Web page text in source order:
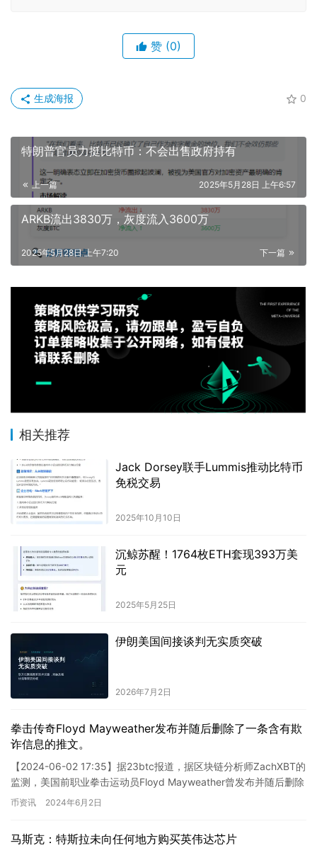
赞 (0)
0
生成海报
特朗普官员力挺比特币：不会出售政府持有
上一篇 2025年5月28日 上午6:57
ARKB流出3830万，灰度流入3600万
下一篇
2025年5月28日 上午7:20
相关推荐
Jack Dorsey联手Lummis推动比特币
免税交易
2025年10月10日
沉鲸苏醒！1764枚ETH套现393万美
元
2025年5月25日
伊朗美国间接谈判无实质突破
2026年7月2日
拳击传奇Floyd Mayweather发布并随后删除了一条含有欺
诈信息的推文。
【2024-06-02 17:35】据23btc报道，据区块链分析师ZachXBT的
监测，美国前职业拳击运动员Floyd Mayweather曾发布并随后删除
涉及诈骗信息的推文。Z…
币资讯 2024年6月2日
马斯克：特斯拉未向任何地方购买英伟达芯片